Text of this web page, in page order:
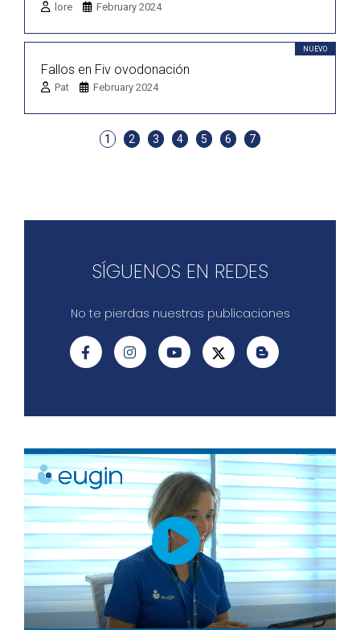
lore February 2024
NUEVO
Fallos en Fiv ovodonación
Pat February 2024
1 2 3 4 5 6 7
SÍGUENOS EN REDES
No te pierdas nuestras publicaciones